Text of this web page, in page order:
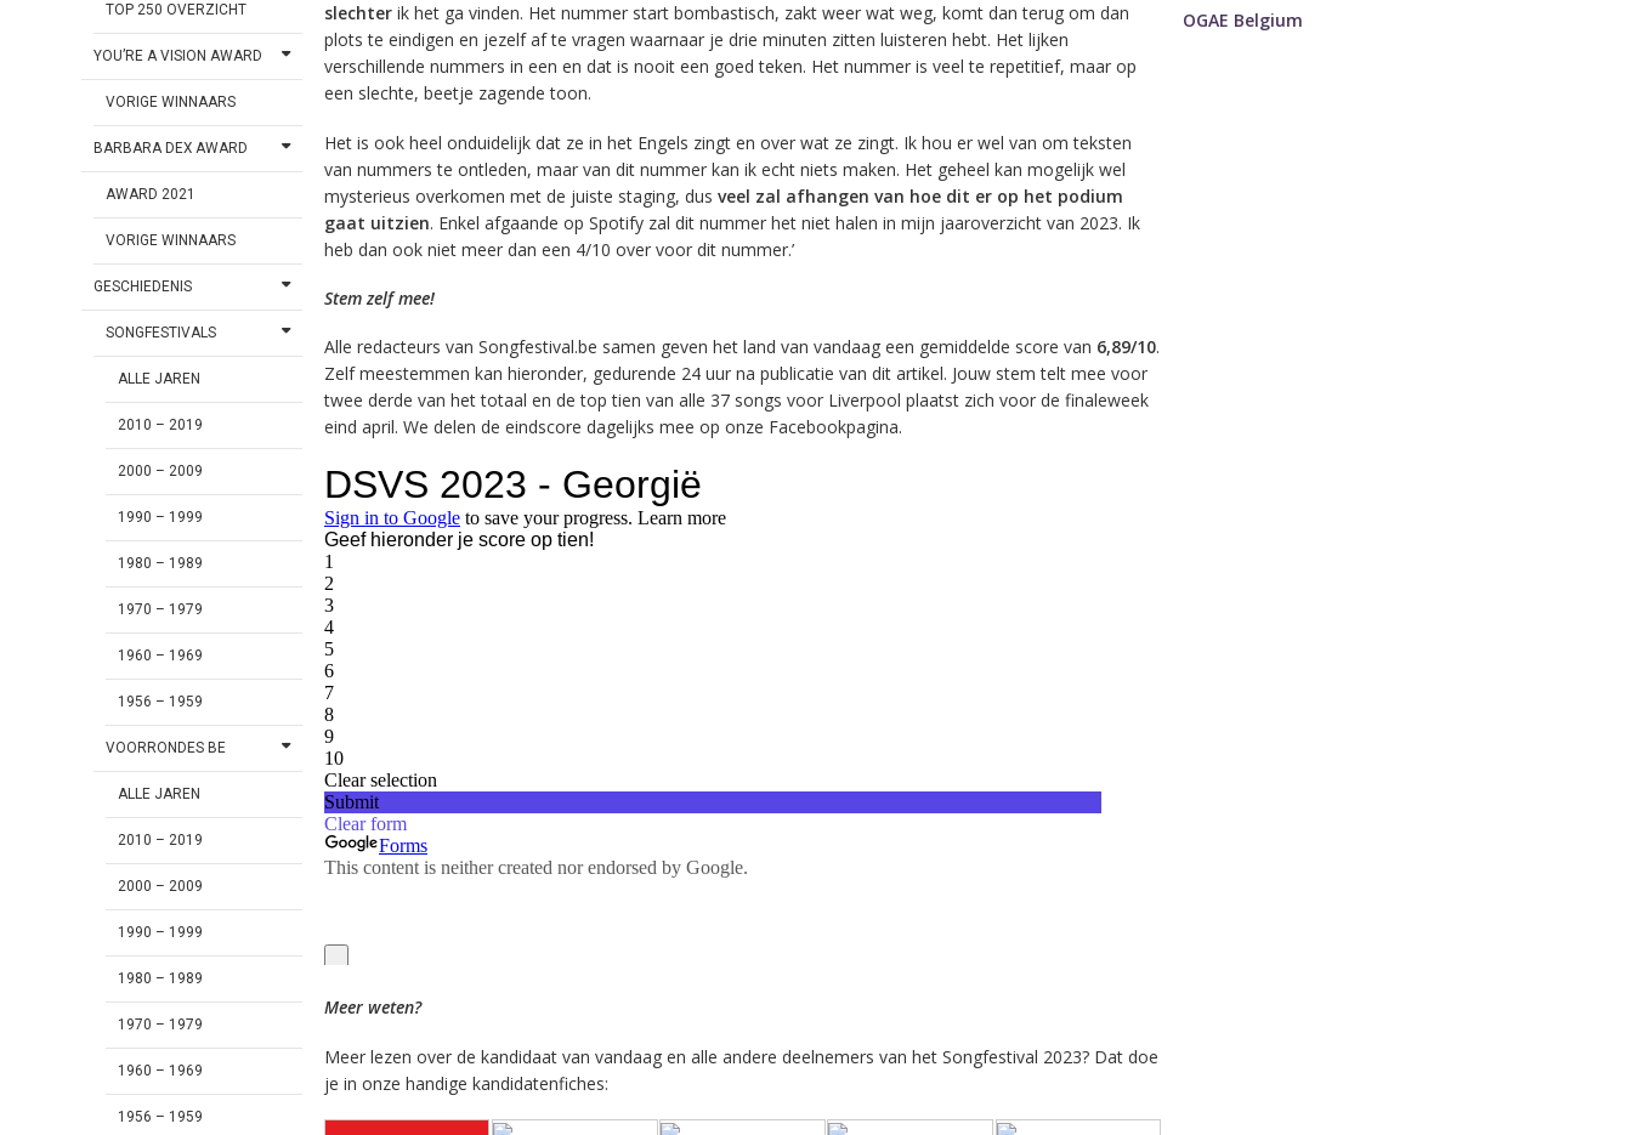
TOP 250 OVERZICHT
YOU’RE A VISION AWARD
VORIGE WINNAARS
BARBARA DEX AWARD
AWARD 2021
VORIGE WINNAARS
GESCHIEDENIS
SONGFESTIVALS
ALLE JAREN
2010 – 2019
2000 – 2009
1990 – 1999
1980 – 1989
1970 – 1979
1960 – 1969
1956 – 1959
VOORRONDES BE
ALLE JAREN
2010 – 2019
2000 – 2009
1990 – 1999
1980 – 1989
1970 – 1979
1960 – 1969
1956 – 1959
slechterik het ga vinden. Het nummer start bombastisch, zakt weer wat weg, komt dan terug om dan
plots te eindigen en jezelf af te vragen waarnaar je drie minuten zitten luisteren hebt. Het lijken
verschillende nummers in een en dat is nooit een goed teken. Het nummer is veel te repetitief, maar op
een slechte, beetje zagende toon.
Het is ook heel onduidelijk dat ze in het Engels zingt en over wat ze zingt. Ik hou er wel van om teksten
van nummers te ontleden, maar van dit nummer kan ik echt niets maken. Het geheel kan mogelijk wel
mysterieus overkomen met de juiste staging, dus veel zal afhangen van hoe dit er op het podium
gaat uitzien. Enkel afgaande op Spotify zal dit nummer het niet halen in mijn jaaroverzicht van 2023. Ik
heb dan ook niet meer dan een 4/10 over voor dit nummer.’
Stem zelf mee!
Alle redacteurs van Songfestival.be samen geven het land van vandaag een gemiddelde score van 6,89/10.
Zelf meestemmen kan hieronder, gedurende 24 uur na publicatie van dit artikel. Jouw stem telt mee voor
twee derde van het totaal en de top tien van alle 37 songs voor Liverpool plaatst zich voor de finaleweek
eind april. We delen de eindscore dagelijks mee op onze Facebookpagina.
Meer weten?
Meer lezen over de kandidaat van vandaag en alle andere deelnemers van het Songfestival 2023? Dat doe
je in onze handige kandidatenfiches:
OGAE Belgium